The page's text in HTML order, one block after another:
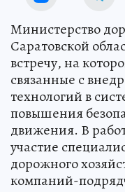
Министерство
Саратовской
встречу, на
связанные с
технологий в
повышения
движения. В
участие
дорожного
компаний-